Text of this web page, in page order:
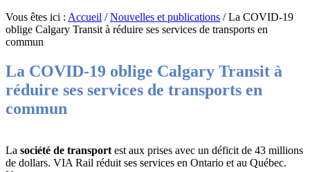
Vous êtes ici : Accueil /Nouvelles et publications /La COVID-19
oblige Calgary Transit à réduire ses services de transports en
commun
La COVID-19 oblige Calgary Transit à
réduire ses services de transports en
commun
La société de transport est aux prises avec un déficit de 43 millions
de dollars. VIA Rail réduit ses services en Ontario et au Québec.